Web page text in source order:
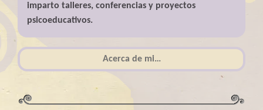
imparto talleres, conferencias y proyectos
psicoeducativos.
Acerca de mi…